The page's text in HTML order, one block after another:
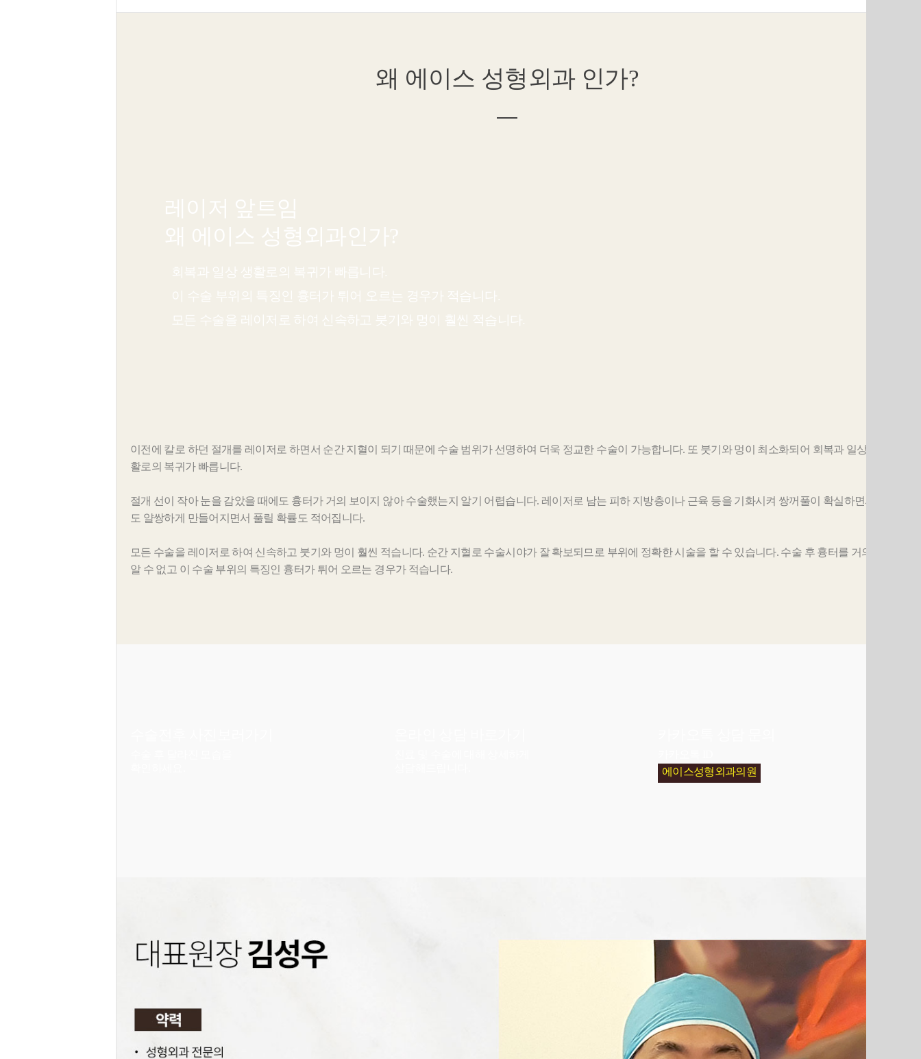
왜 에이스 성형외과 인가?
레이저 앞트임
왜 에이스 성형외과인가?
회복과 일상 생활로의 복귀가 빠릅니다.
이 수술 부위의 특징인 흉터가 튀어 오르는 경우가 적습니다.
모든 수술을 레이저로 하여 신속하고 붓기와 멍이 훨씬 적습니다.
이전에 칼로 하던 절개를 레이저로 하면서 순간 지혈이 되기 때문에 수술 범위가 선명하여 더욱 정교한 수술이 가능합니다. 또 붓기와 멍이 최소화되어 회복과 일상 생
활로의 복귀가 빠릅니다.
절개 선이 작아 눈을 감았을 때에도 흉터가 거의 보이지 않아 수술했는지 알기 어렵습니다. 레이저로 남는 피하 지방층이나 근육 등을 기화시켜 쌍꺼풀이 확실하면서
도 얄쌍하게 만들어지면서 풀릴 확률도 적어집니다.
모든 수술을 레이저로 하여 신속하고 붓기와 멍이 훨씬 적습니다. 순간 지혈로 수술시야가 잘 확보되므로 부위에 정확한 시술을 할 수 있습니다. 수술 후 흉터를 거의
알 수 없고 이 수술 부위의 특징인 흉터가 튀어 오르는 경우가 적습니다.
에이스성형외과의원